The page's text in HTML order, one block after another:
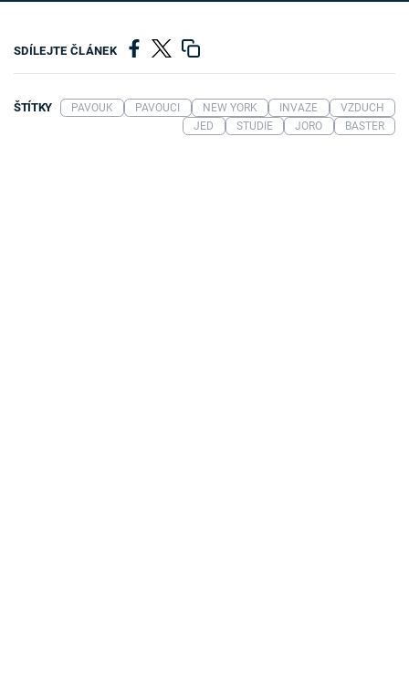
SDÍLEJTE ČLÁNEK
ŠTÍTKY PAVOUK PAVOUCI NEW YORK INVAZE
VZDUCH
JED
STUDIE JORO BASTER